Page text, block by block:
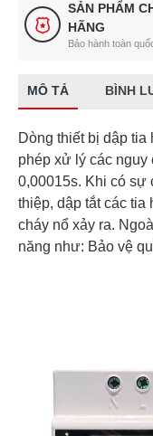
SẢN PHẨM
HÃNG
Bảo hành toàn
MÔ TẢ BÌNH
Dòng thiết bị dập tia
phép xử lý các nguy
0,00015s. Khi có sự
thiệp, dập tắt các tia
cháy nổ xảy ra.
năng như: Bảo vệ